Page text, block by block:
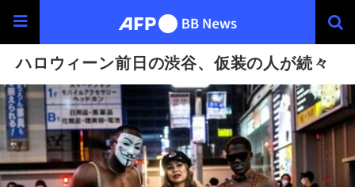
ハロウィーン前日の渋谷、仮装の人が続々